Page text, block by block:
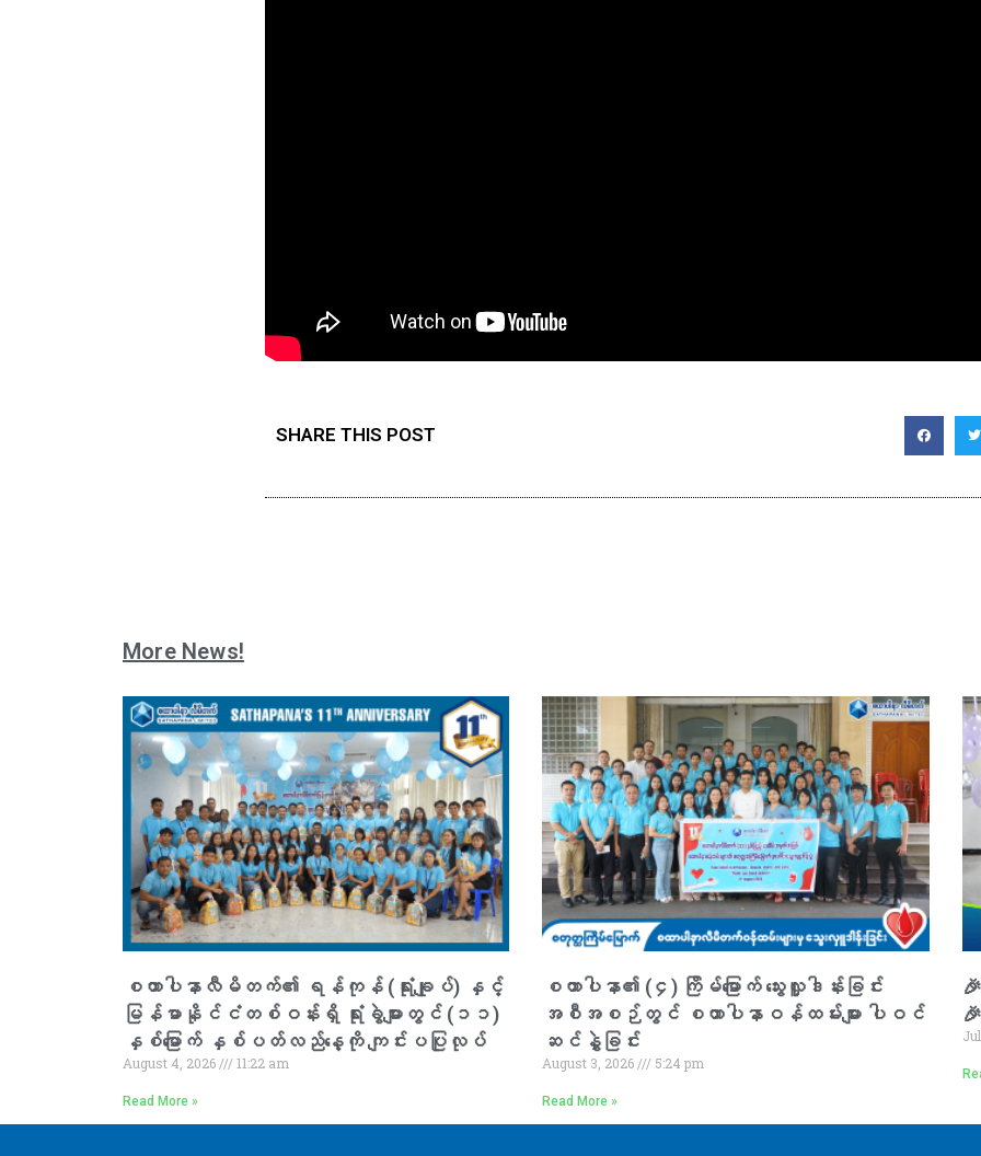
SHARE THIS POST
More News!
စထာပါနာလီမိတက်၏ ရန်ကုန် (ရုံးချုပ်) နှင့်
မြန်မာနိုင်ငံတစ်ဝန်းရှိ ရုံးခွဲများတွင် (၁၁)
နှစ်မြောက် နှစ်ပတ်လည်နေ့ကို ကျင်းပပြုလုပ်
August 4, 2026 11:22 am
Read More »
စထာပါနာ၏ (၄) ကြိမ်မြောက် သွေးလှူဒါန်းခြင်း
အစီအစဉ်တွင် စထာပါနာဝန်ထမ်းများ ပါဝင်
ဆင်နွှဲခြင်း
August 3, 2026 5:24 pm
Read More »
🎉